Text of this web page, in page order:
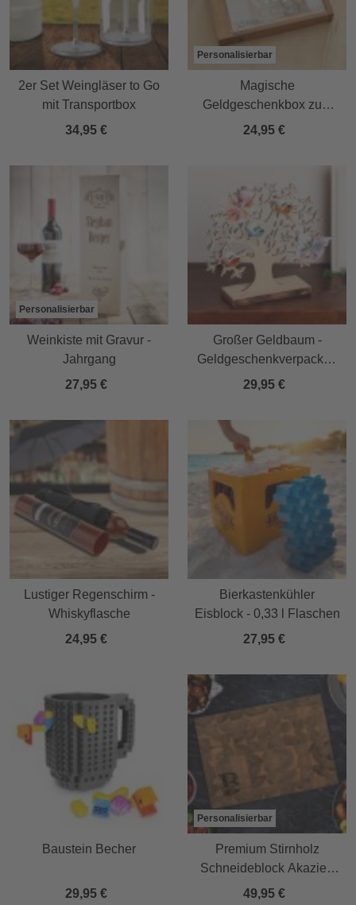
2er Set Weingläser to Go
mit Transportbox
34,95 €
Personalisierbar
Magische
Geldgeschenkbox zum
Geburtstag -
24,95 €
Personalisierbar
Weinkiste mit Gravur -
Jahrgang
27,95 €
Großer Geldbaum -
Geldgeschenkverpackun
g
29,95 €
Lustiger Regenschirm -
Whiskyflasche
24,95 €
Bierkastenkühler
Eisblock - 0,33 l Flaschen
27,95 €
Baustein Becher
29,95 €
Personalisierbar
Premium Stirnholz
Schneideblock Akazie -
Initial und Name
49,95 €